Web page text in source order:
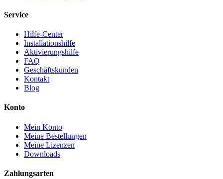
Service
Hilfe-Center
Installationshilfe
Aktivierungshilfe
FAQ
Geschäftskunden
Kontakt
Blog
Konto
Mein Konto
Meine Bestellungen
Meine Lizenzen
Downloads
Zahlungsarten